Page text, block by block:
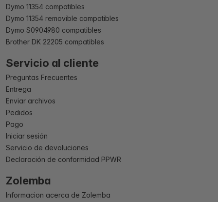
Dymo 11354 compatibles
Dymo 11354 removible compatibles
Dymo S0904980 compatibles
Brother DK 22205 compatibles
Servicio al cliente
Preguntas Frecuentes
Entrega
Enviar archivos
Pedidos
Pago
Iniciar sesión
Servicio de devoluciones
Declaración de conformidad PPWR
Zolemba
Informacion acerca de Zolemba